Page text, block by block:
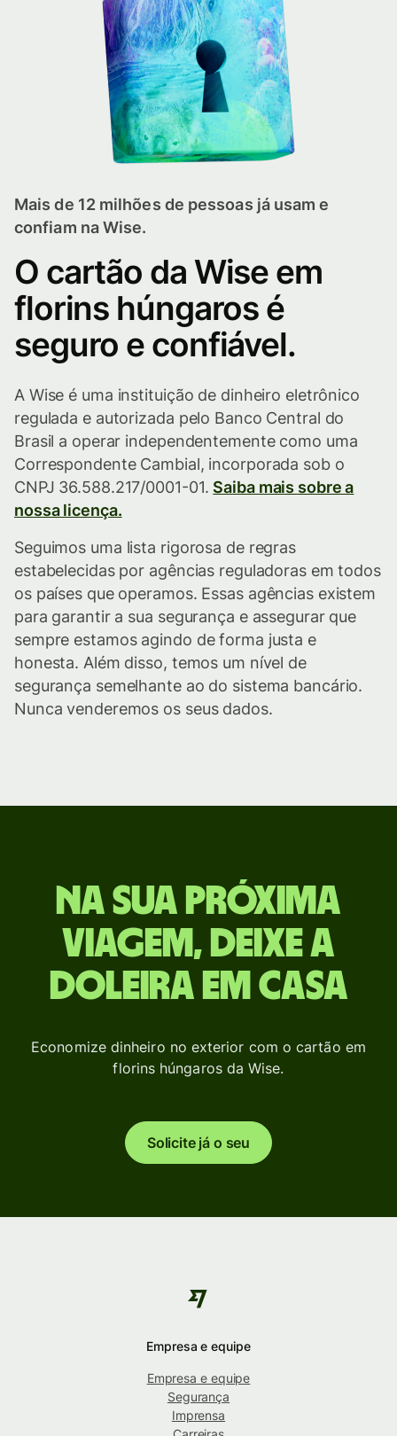
O cartão da Wise em
florins húngaros é
seguro e confiável.
Mais de 12 milhões de pessoas já usam e
confiam na Wise.
A Wise é uma instituição de dinheiro eletrônico
regulada e autorizada pelo Banco Central do
Brasil a operar independentemente como uma
Correspondente Cambial, incorporada sob o
CNPJ 36.588.217/0001-01.Saiba mais sobre a
nossa licença.
Seguimos uma lista rigorosa de regras
estabelecidas por agências reguladoras em todos
os países que operamos. Essas agências existem
para garantir a sua segurança e assegurar que
sempre estamos agindo de forma justa e
honesta. Além disso, temos um nível de
segurança semelhante ao do sistema bancário.
Nunca venderemos os seus dados.
Na sua próxima
viagem, deixe a
doleira em casa
Economize dinheiro no exterior com o cartão em
florins húngaros da Wise.
Solicite já o seu
Empresa e equipe
Empresa e equipe
Segurança
Imprensa